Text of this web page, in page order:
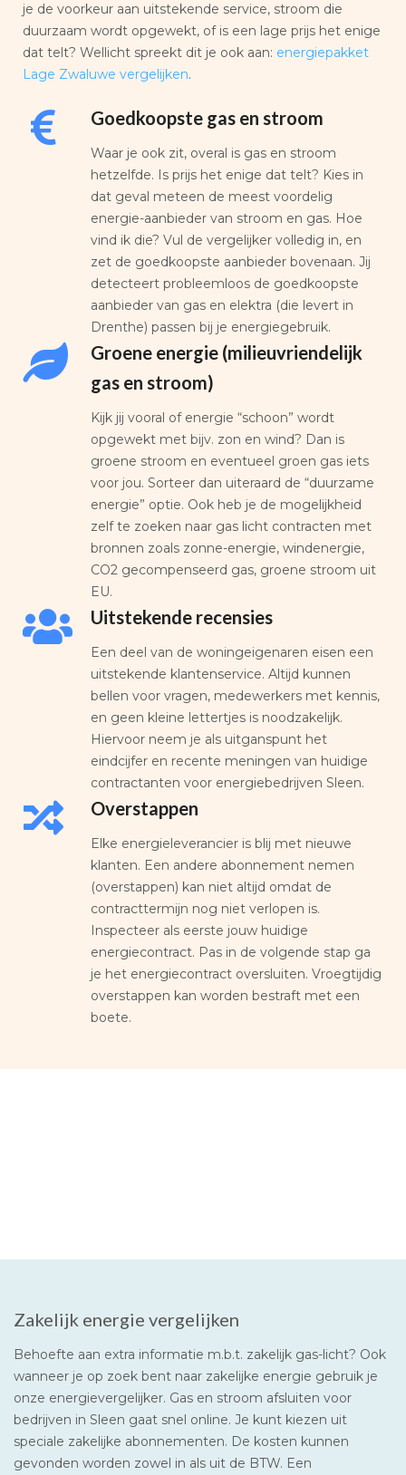
je de voorkeur aan uitstekende service, stroom die
duurzaam wordt opgewekt, of is een lage prijs het enige
dat telt? Wellicht spreekt dit je ook aan: energiepakket
Lage Zwaluwe vergelijken.
Goedkoopste gas en stroom
Waar je ook zit, overal is gas en stroom
hetzelfde. Is prijs het enige dat telt? Kies in
dat geval meteen de meest voordelig
energie-aanbieder van stroom en gas. Hoe
vind ik die? Vul de vergelijker volledig in, en
zet de goedkoopste aanbieder bovenaan. Jij
detecteert probleemloos de goedkoopste
aanbieder van gas en elektra (die levert in
Drenthe) passen bij je energiegebruik.
Groene energie (milieuvriendelijk
gas en stroom)
Kijk jij vooral of energie “schoon” wordt
opgewekt met bijv. zon en wind? Dan is
groene stroom en eventueel groen gas iets
voor jou. Sorteer dan uiteraard de “duurzame
energie” optie. Ook heb je de mogelijkheid
zelf te zoeken naar gas licht contracten met
bronnen zoals zonne-energie, windenergie,
CO2 gecompenseerd gas, groene stroom uit
EU.
Uitstekende recensies
Een deel van de woningeigenaren eisen een
uitstekende klantenservice. Altijd kunnen
bellen voor vragen, medewerkers met kennis,
en geen kleine lettertjes is noodzakelijk.
Hiervoor neem je als uitganspunt het
eindcijfer en recente meningen van huidige
contractanten voor energiebedrijven Sleen.
Overstappen
Elke energieleverancier is blij met nieuwe
klanten. Een andere abonnement nemen
(overstappen) kan niet altijd omdat de
contracttermijn nog niet verlopen is.
Inspecteer als eerste jouw huidige
energiecontract. Pas in de volgende stap ga
je het energiecontract oversluiten. Vroegtijdig
overstappen kan worden bestraft met een
boete.
Zakelijk energie vergelijken
Behoefte aan extra informatie m.b.t. zakelijk gas-licht? Ook
wanneer je op zoek bent naar zakelijke energie gebruik je
onze energievergelijker. Gas en stroom afsluiten voor
bedrijven in Sleen gaat snel online. Je kunt kiezen uit
speciale zakelijke abonnementen. De kosten kunnen
gevonden worden zowel in als uit de BTW. Een